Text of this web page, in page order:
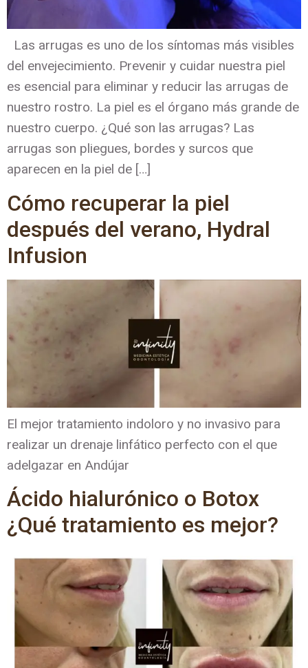
Las arrugas es uno de los síntomas más visibles
del envejecimiento. Prevenir y cuidar nuestra piel
es esencial para eliminar y reducir las arrugas de
nuestro rostro. La piel es el órgano más grande de
nuestro cuerpo. ¿Qué son las arrugas? Las
arrugas son pliegues, bordes y surcos que
aparecen en la piel de […]
Cómo recuperar la piel
después del verano, Hydral
Infusion
El mejor tratamiento indoloro y no invasivo para
realizar un drenaje linfático perfecto con el que
adelgazar en Andújar
Ácido hialurónico o Botox
¿Qué tratamiento es mejor?